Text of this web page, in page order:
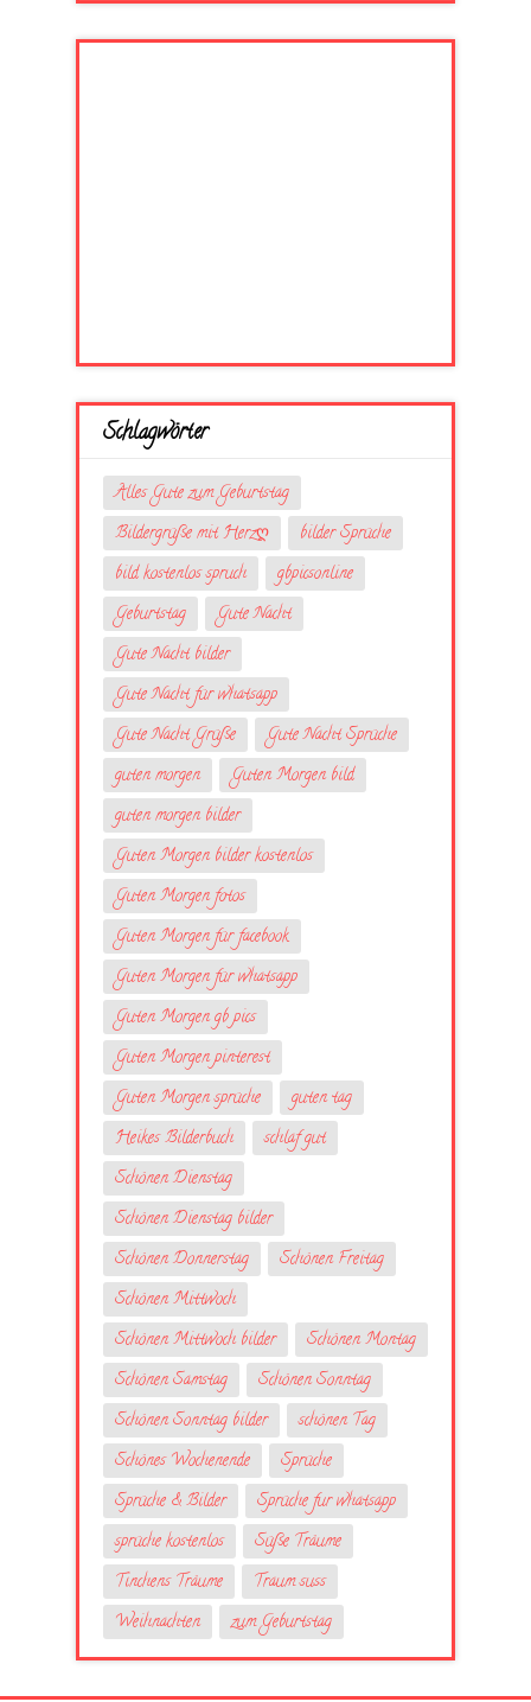
Schlagwörter
Alles Gute zum Geburtstag
Bildergrüße mit Herzღ
bilder Sprüche
bild kostenlos spruch
gbpicsonline
Geburtstag
Gute Nacht
Gute Nacht bilder
Gute Nacht für whatsapp
Gute Nacht Grüße
Gute Nacht Sprüche
guten morgen
Guten Morgen bild
guten morgen bilder
Guten Morgen bilder kostenlos
Guten Morgen fotos
Guten Morgen für facebook
Guten Morgen für whatsapp
Guten Morgen gb pics
Guten Morgen pinterest
Guten Morgen sprüche
guten tag
Heikes Bilderbuch
schlaf gut
Schönen Dienstag
Schönen Dienstag bilder
Schönen Donnerstag
Schönen Freitag
Schönen Mittwoch
Schönen Mittwoch bilder
Schönen Montag
Schönen Samstag
Schönen Sonntag
Schönen Sonntag bilder
schönen Tag
Schönes Wochenende
Sprüche
Sprüche & Bilder
Sprüche fur whatsapp
sprüche kostenlos
Süße Träume
Tinchens Träume
Traum suss
Weihnachten
zum Geburtstag